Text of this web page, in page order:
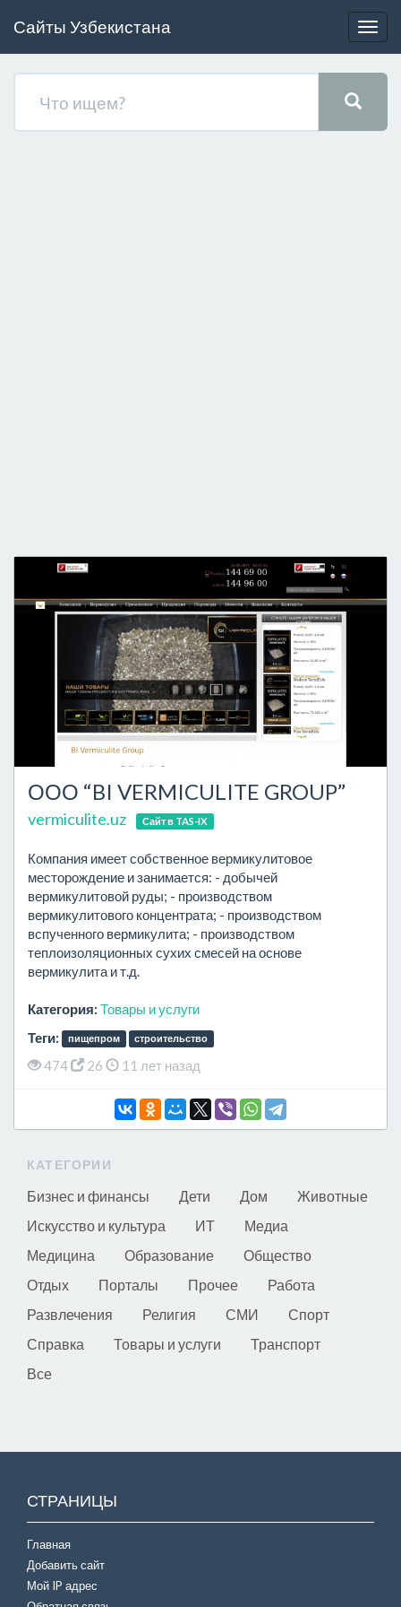
Сайты Узбекистана
ООО “BI VERMICULITE GROUP”
vermiculite.uz Сайт в TAS-IX
Компания имеет собственное вермикулитовое
месторождение и занимается: - добычей
вермикулитовой руды; - производством
вермикулитового концентрата; - производством
вспученного вермикулита; - производством
теплоизоляционных сухих смесей на основе
вермикулита и т.д.
Категория: Товары и услуги
Теги:
пищепром строительство
474 26 11 лет назад
КАТЕГОРИИ
Бизнес и финансы Дети Дом
Животные
Искусство и культура
ИТ
Медиа
Медицина
Образование
Общество
Отдых
Порталы Прочее
Работа
Развлечения
Религия СМИ
Спорт
Справка
Товары и услуги
Транспорт
Все
СТРАНИЦЫ
Главная
Добавить сайт
Мой IP адрес